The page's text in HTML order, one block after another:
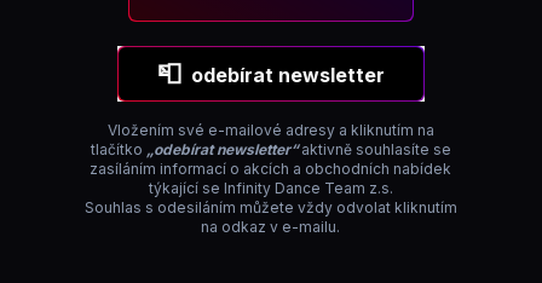
📮 odebírat newsletter
Vložením své e-mailové adresy a kliknutím na
tlačítko „odebírat newsletter“ aktivně souhlasíte se
zasíláním informací o akcích a obchodních nabídek
týkající se Infinity Dance Team z.s.
Souhlas s odesiláním můžete vždy odvolat kliknutím
na odkaz v e-mailu.